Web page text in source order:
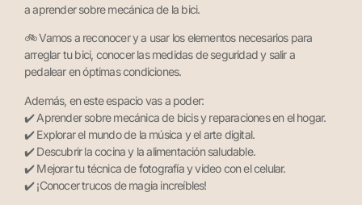
a aprender sobre mecánica de la bici.
🚲 Vamos a reconocer y a usar los elementos necesarios para
arreglar tu bici, conocer las medidas de seguridad y salir a
pedalear en óptimas condiciones.
Además, en este espacio vas a poder:
✔️ Aprender sobre mecánica de bicis y reparaciones en el hogar.
✔️ Explorar el mundo de la música y el arte digital.
✔️ Descubrir la cocina y la alimentación saludable.
✔️ Mejorar tu técnica de fotografía y video con el celular.
✔️ ¡Conocer trucos de magia increíbles!